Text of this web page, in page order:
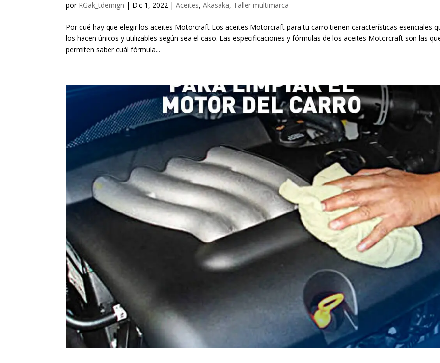
por RGak_tdemign | Dic 1, 2022 |Aceites,Akasaka, Taller multimarca
Por qué hay que elegir los aceites Motorcraft Los aceites Motorcraft para tu carro tienen características esenciales
los hacen únicos y utilizables según sea el caso. Las especificaciones y fórmulas de los aceites Motorcraft son las
permiten saber cuál fórmula...